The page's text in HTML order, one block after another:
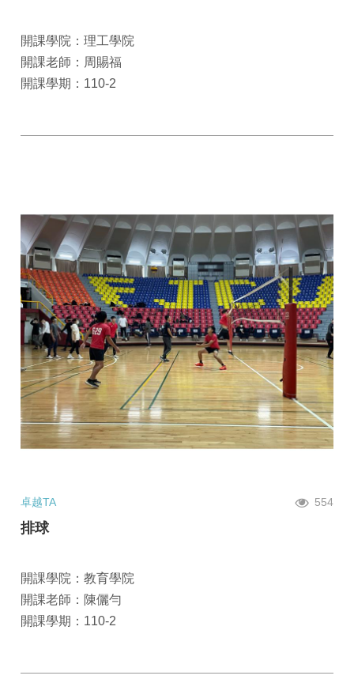
開課學院：理工學院
開課老師：周賜福
開課學期：110-2
卓越TA 554
排球
開課學院：教育學院
開課老師：陳儷勻
開課學期：110-2